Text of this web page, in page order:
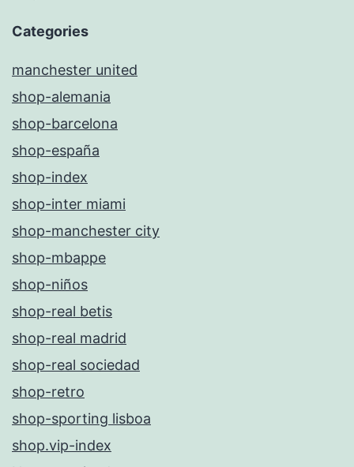
Categories
manchester united
shop-alemania
shop-barcelona
shop-españa
shop-index
shop-inter miami
shop-manchester city
shop-mbappe
shop-niños
shop-real betis
shop-real madrid
shop-real sociedad
shop-retro
shop-sporting lisboa
shop.vip-index